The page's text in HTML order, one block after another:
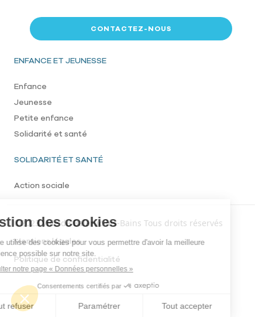
CONTACTEZ-NOUS
Pied de page
ENFANCE ET JEUNESSE
Enfance
Jeunesse
Petite enfance
Solidarité et santé
SOLIDARITÉ ET SANTÉ
Action sociale
Menu footer bottom
©2023 Ville de Balaruc-les-Bains Tous droits réservés
Mentions légales
Politique de confidentialité